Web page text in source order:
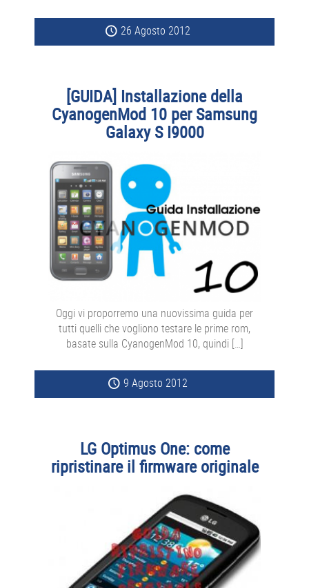
26 Agosto 2012
[GUIDA] Installazione della
CyanogenMod 10 per Samsung
Galaxy S I9000
Oggi vi proporremo una nuovissima guida per
tutti quelli che vogliono testare le prime rom,
basate sulla CyanogenMod 10, quindi […]
9 Agosto 2012
LG Optimus One: come
ripristinare il firmware originale